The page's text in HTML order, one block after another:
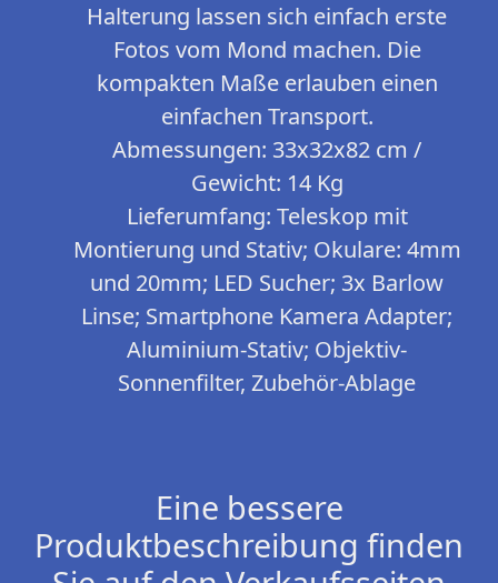
Halterung lassen sich einfach erste
Fotos vom Mond machen. Die
kompakten Maße erlauben einen
einfachen Transport.
Abmessungen: 33x32x82 cm /
Gewicht: 14 Kg
Lieferumfang: Teleskop mit
Montierung und Stativ; Okulare: 4mm
und 20mm; LED Sucher; 3x Barlow
Linse; Smartphone Kamera Adapter;
Aluminium-Stativ; Objektiv-
Sonnenfilter, Zubehör-Ablage
Eine bessere
Produktbeschreibung finden